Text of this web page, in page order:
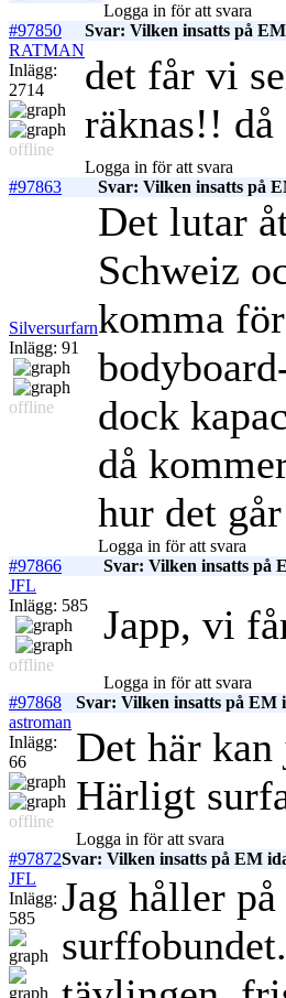
Logga in för att svara
#97850
Svar: Vilken insatts på
RATMAN
Inlägg:
2714
offline
det får vi
räknas!!
Logga in för att svara
#97863
Svar: Vilken insatts på
Silversurfarn
Inlägg: 91
offline
Det lutar
Schweiz
komma
dock
då
hur det
Logga in för att svara
#97866
Svar: Vilken insatts på
JFL
Inlägg: 585
offline
Japp, vi
Logga in för att svara
#97868
Svar: Vilken insatts på EM
astroman
Inlägg:
66
offline
Det här
Härligt
Logga in för att svara
#97872Svar: Vilken insatts på EM
JFL
Inlägg:
585
Jag håller